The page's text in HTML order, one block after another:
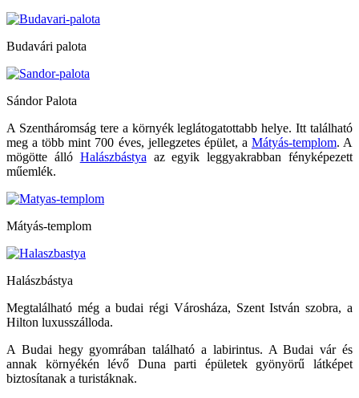
Budavári palota
Sándor Palota
A Szentháromság tere a környék leglátogatottabb helye. Itt található
meg a több mint 700 éves, jellegzetes épület, a Mátyás-templom. A
mögötte álló Halászbástya az egyik leggyakrabban fényképezett
műemlék.
Mátyás-templom
Halászbástya
Megtalálható még a budai régi Városháza, Szent István szobra, a
Hilton luxusszálloda.
A Budai hegy gyomrában található a labirintus. A Budai vár és
annak környékén lévő Duna parti épületek gyönyörű látképet
biztosítanak a turistáknak.